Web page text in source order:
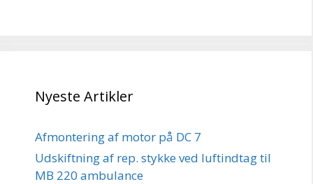
Nyeste Artikler
Afmontering af motor på DC 7
Udskiftning af rep. stykke ved luftindtag til
MB 220 ambulance